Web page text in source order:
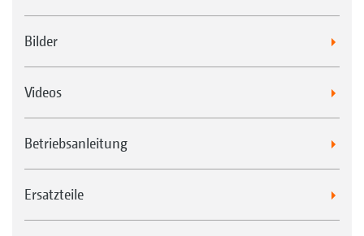
Bilder
Videos
Betriebsanleitung
Ersatzteile